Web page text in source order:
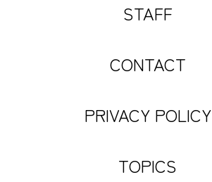
STAFF
CONTACT
PRIVACY POLICY
TOPICS